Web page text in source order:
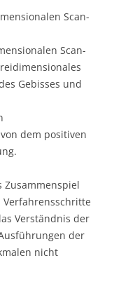
Scan-
Scan-
Gebisses und
dem positiven
Zusammenspiel
Verständnis der
der
nicht